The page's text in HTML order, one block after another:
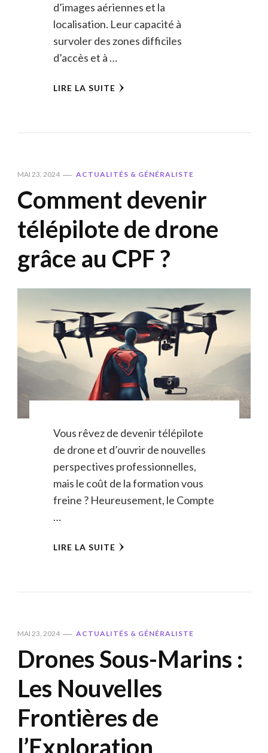
d’images aériennes et la
localisation. Leur capacité à
survoler des zones difficiles
d’accès et à …
LIRE LA SUITE
MAI 23, 2024 ACTUALITÉS & GÉNÉRALISTE
Comment devenir
télépilote de drone
grâce au CPF ?
Vous rêvez de devenir télépilote
de drone et d’ouvrir de nouvelles
perspectives professionnelles,
mais le coût de la formation vous
freine ? Heureusement, le Compte
…
LIRE LA SUITE
MAI 23, 2024 ACTUALITÉS & GÉNÉRALISTE
Drones Sous-Marins :
Les Nouvelles
Frontières de
l’Exploration